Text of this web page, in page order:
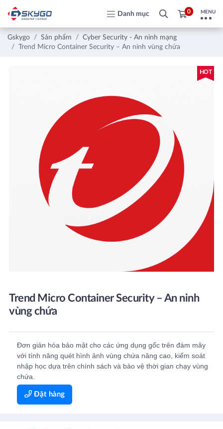
Danh mục 0 MENU
Gskygo Sản phẩm
Cyber Security - An ninh mạng
Trend Micro Container Security – An ninh vùng chứa
HOT
Trend Micro Container Security – An ninh
vùng chứa
Đơn giản hóa bảo mật cho các ứng dụng gốc trên đám mây
với tính năng quét hình ảnh vùng chứa nâng cao, kiểm soát
nhập học dựa trên chính sách và bảo vệ thời gian chạy vùng
chứa.
Đặt hàng